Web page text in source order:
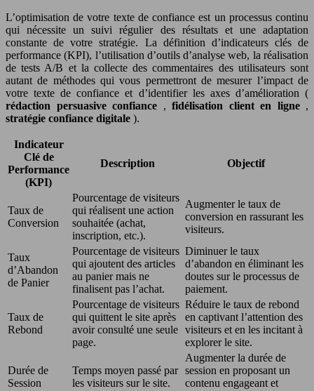
L’optimisation de votre texte de confiance est un processus continu
qui nécessite un suivi régulier des résultats et une adaptation
constante de votre stratégie. La définition d’indicateurs clés de
performance (KPI), l’utilisation d’outils d’analyse web, la réalisation
de tests A/B et la collecte des commentaires des utilisateurs sont
autant de méthodes qui vous permettront de mesurer l’impact de
votre texte de confiance et d’identifier les axes d’amélioration (
rédaction persuasive confiance , fidélisation client en ligne ,
stratégie confiance digitale ).
Indicateur
Clé de
Performance
(KPI)
Description Objectif
Taux de
Conversion
Pourcentage de visiteurs
qui réalisent une action
souhaitée (achat,
inscription, etc.).
Augmenter le taux de
conversion en rassurant les
visiteurs.
Taux
d’Abandon
de Panier
Pourcentage de visiteurs
qui ajoutent des articles
au panier mais ne
finalisent pas l’achat.
Diminuer le taux
d’abandon en éliminant les
doutes sur le processus de
paiement.
Taux de
Rebond
Pourcentage de visiteurs
qui quittent le site après
avoir consulté une seule
page.
Réduire le taux de rebond
en captivant l’attention des
visiteurs et en les incitant à
explorer le site.
Durée de
Session
Temps moyen passé par
les visiteurs sur le site.
Augmenter la durée de
session en proposant un
contenu engageant et